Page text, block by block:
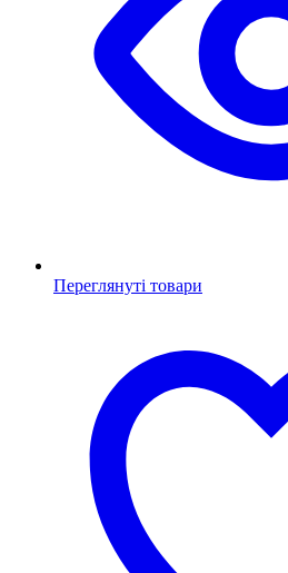
Переглянуті товари